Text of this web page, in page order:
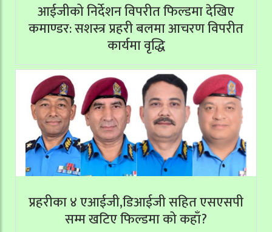
आईजीको निर्देशन विपरीत फिल्डमा देखिए
कमाण्डर: सशस्त्र प्रहरी बलमा आचरण विपरीत
कार्यमा वृद्धि
प्रहरीका ४ एआईजी,डिआईजी सहित एसएसपी
सम्म खटिए फिल्डमा को कहाँ?